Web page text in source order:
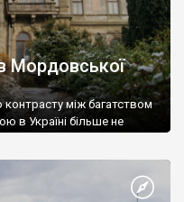
Мордовської
контрасту між багатством
в Україні більше не